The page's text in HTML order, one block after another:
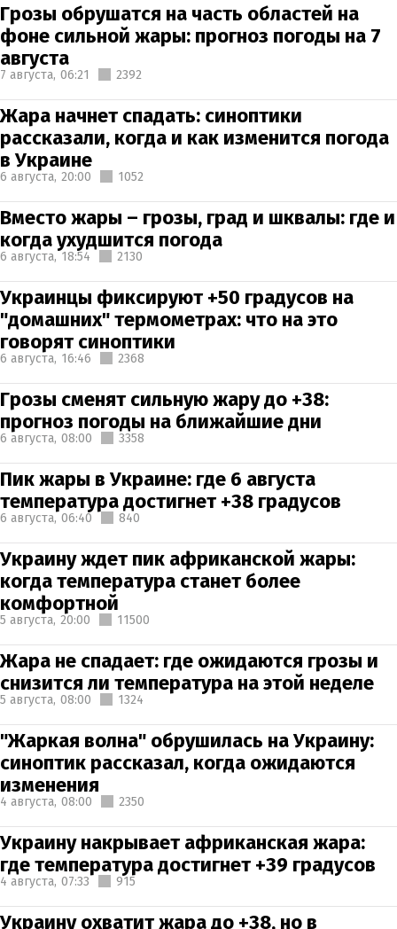
Грозы обрушатся на часть областей на
фоне сильной жары: прогноз погоды на 7
августа
7 августа, 06:21 2392
Жара начнет спадать: синоптики
рассказали, когда и как изменится погода
в Украине
6 августа, 20:00 1052
Вместо жары – грозы, град и шквалы: где и
когда ухудшится погода
6 августа, 18:54 2130
Украинцы фиксируют +50 градусов на
"домашних" термометрах: что на это
говорят синоптики
6 августа, 16:46 2368
Грозы сменят сильную жару до +38:
прогноз погоды на ближайшие дни
6 августа, 08:00 3358
Пик жары в Украине: где 6 августа
температура достигнет +38 градусов
6 августа, 06:40 840
Украину ждет пик африканской жары:
когда температура станет более
комфортной
5 августа, 20:00 11500
Жара не спадает: где ожидаются грозы и
снизится ли температура на этой неделе
5 августа, 08:00 1324
"Жаркая волна" обрушилась на Украину:
синоптик рассказал, когда ожидаются
изменения
4 августа, 08:00 2350
Украину накрывает африканская жара:
где температура достигнет +39 градусов
4 августа, 07:33 915
Украину охватит жара до +38, но в